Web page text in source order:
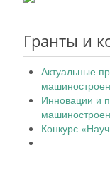
Гранты и
Актуальные
Инновации и
Конкурс